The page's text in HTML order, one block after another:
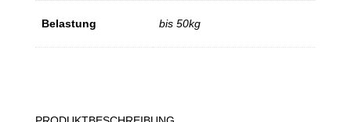
Belastung bis 50kg